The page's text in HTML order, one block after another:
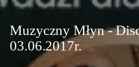
Muzyczny Młyn -
03.06.2017r.